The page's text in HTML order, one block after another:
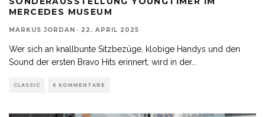
MERCEDES MUSEUM
MARKUS JORDAN · 22. APRIL 2025
Wer sich an knallbunte Sitzbezüge, klobige Handys und den
Sound der ersten Bravo Hits erinnert, wird in der...
CLASSIC 6 KOMMENTARE